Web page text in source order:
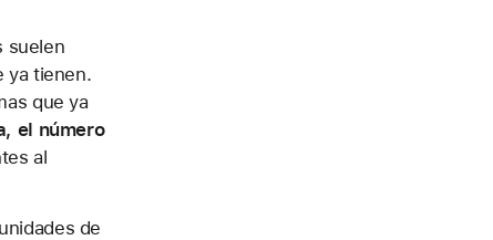
suelen
ya tienen.
que ya
el número
al
de